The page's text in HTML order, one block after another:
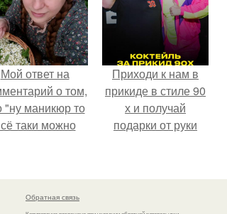
Мой ответ на
о том,
"ну маникюр то
таки можно
Приходи к нам в
прикиде в стиле 90
х и получай
подарки от руки
Обратная связь